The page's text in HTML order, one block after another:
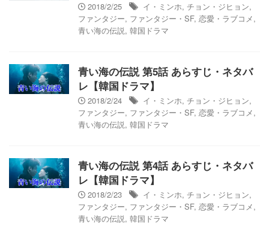
2018/2/25 イ・ミンホ, チョン・ジヒョン,
ファンタジー, ファンタジー・SF, 恋愛・ラブコメ,
青い海の伝説, 韓国ドラマ
青い海の伝説 第5話 あらすじ・ネタバ
レ【韓国ドラマ】
2018/2/24 イ・ミンホ, チョン・ジヒョン,
ファンタジー, ファンタジー・SF, 恋愛・ラブコメ,
青い海の伝説, 韓国ドラマ
青い海の伝説 第4話 あらすじ・ネタバ
レ【韓国ドラマ】
2018/2/23 イ・ミンホ, チョン・ジヒョン,
ファンタジー, ファンタジー・SF, 恋愛・ラブコメ,
青い海の伝説, 韓国ドラマ